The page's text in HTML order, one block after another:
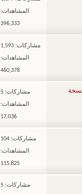
المشاهدات:
396,333
مشاركات: 1,593
المشاهدات:
460,378
النسخة مشاركات: 5
المشاهدات:
17,036
مشاركات: 104
المشاهدات:
115,825
مشاركات: 5